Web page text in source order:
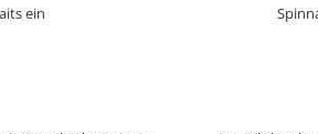
ein